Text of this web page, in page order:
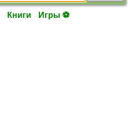
Книги Игры ⚽